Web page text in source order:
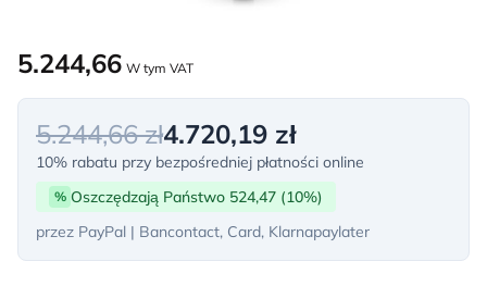
5.244,66 W tym VAT
5.244,66 zł4.720,19 zł
10% rabatu przy bezpośredniej płatności online
% Oszczędzają Państwo 524,47 (10%)
przez PayPal | Bancontact, Card, Klarnapaylater